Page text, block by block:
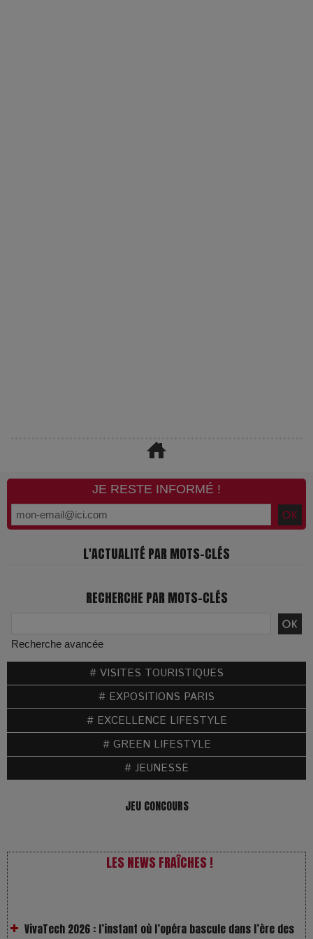
JE RESTE INFORMÉ !
L'ACTUALITÉ PAR MOTS-CLÉS
RECHERCHE PAR MOTS-CLÉS
Recherche avancée
# VISITES TOURISTIQUES
# EXPOSITIONS PARIS
# EXCELLENCE LIFESTYLE
# GREEN LIFESTYLE
# JEUNESSE
JEU CONCOURS
LES NEWS FRAÎCHES !